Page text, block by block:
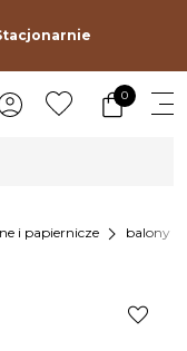
0
i papiernicze chevron_right balony
favorite